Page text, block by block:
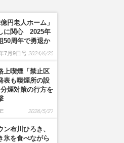
円老人ホーム」
に関心 2025年
50周年で勇退か
7月9日号 2024/6/25
上喫煙「禁止区
表も喫煙所の設
煙対策の行方を
2026/5/27
ン布川ひろき、
氷を食べながら